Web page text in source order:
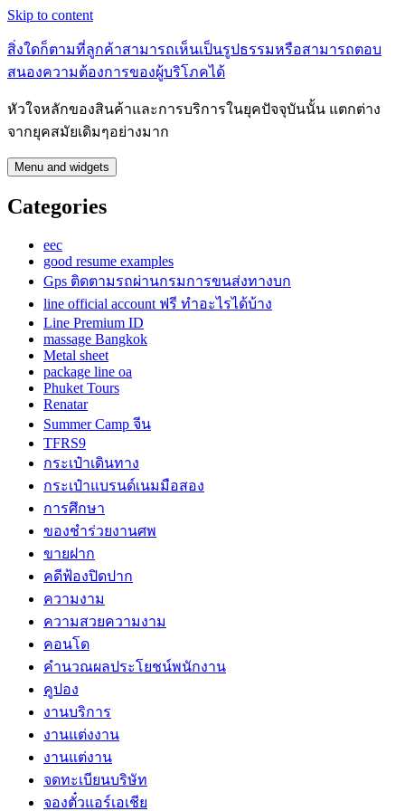
Skip to content
สิ่งใดก็ตามที่ลูกค้าสามารถเห็นเป็นรูปธรรมหรือสามารถตอบ
สนองความต้องการของผู้บริโภคได้
หัวใจหลักของสินค้าและการบริการในยุคปัจจุบันนั้น แตกต่าง
จากยุคสมัยเดิมๆอย่างมาก
Menu and widgets
Categories
eec
good resume examples
Gps ติดตามรถผ่านกรมการขนส่งทางบก
line official account ฟรี ทําอะไรได้บ้าง
Line Premium ID
massage Bangkok
Metal sheet
package line oa
Phuket Tours
Renatar
Summer Camp จีน
TFRS9
กระเป๋าเดินทาง
กระเป๋าแบรนด์เนมมือสอง
การศึกษา
ของชำร่วยงานศพ
ขายฝาก
คดีฟ้องปิดปาก
ความงาม
ความสวยความงาม
คอนโด
คำนวณผลประโยชน์พนักงาน
คูปอง
งานบริการ
งานแต่งงาน
งานแต่งาน
จดทะเบียนบริษัท
จองตั๋วแอร์เอเชีย